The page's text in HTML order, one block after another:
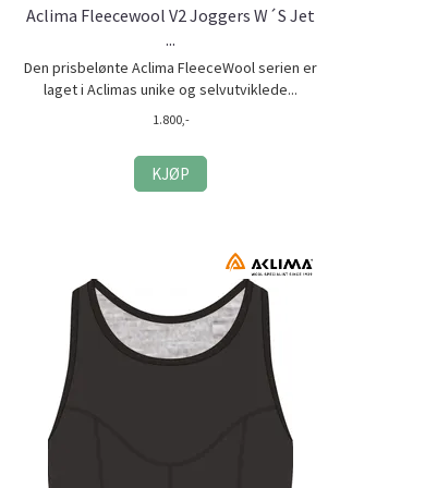
Aclima Fleecewool V2 Joggers W´S Jet
...
Den prisbelønte Aclima FleeceWool serien er
laget i Aclimas unike og selvutviklede...
1.800,-
KJØP